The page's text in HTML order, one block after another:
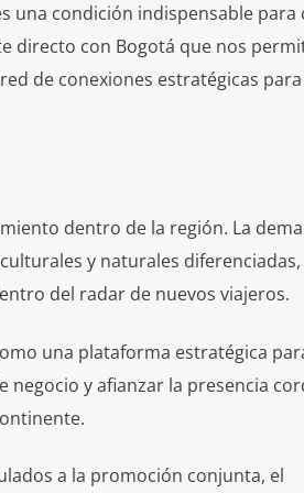
una condición indispensable para
directo con Bogotá que nos
de conexiones estratégicas
dentro de la región. La
y naturales diferenciadas,
del radar de nuevos viajeros.
una plataforma estratégica
y afianzar la presencia
a la promoción conjunta, el